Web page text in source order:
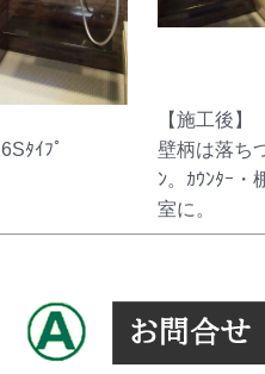
ﾀｲﾌﾟ
【施工後】
壁柄は落ち
ﾝ。ｶｳﾝﾀｰ・
室に。